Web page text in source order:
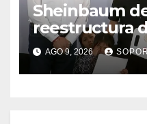
Sheinbaum
reestructura
Infonavit y
financiero
AGO 9, 2026